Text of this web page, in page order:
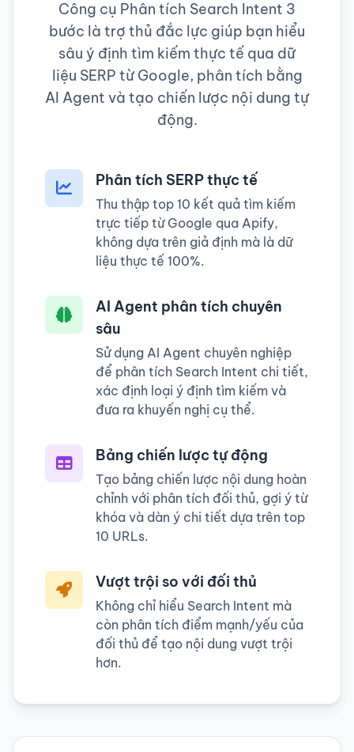
Công cụ Phân tích Search Intent 3
bước là trợ thủ đắc lực giúp bạn hiểu
sâu ý định tìm kiếm thực tế qua dữ
liệu SERP từ Google, phân tích bằng
AI Agent và tạo chiến lược nội dung tự
động.
Phân tích SERP thực tế
Thu thập top 10 kết quả tìm kiếm
trực tiếp từ Google qua Apify,
không dựa trên giả định mà là dữ
liệu thực tế 100%.
AI Agent phân tích chuyên
sâu
Sử dụng AI Agent chuyên nghiệp
để phân tích Search Intent chi tiết,
xác định loại ý định tìm kiếm và
đưa ra khuyến nghị cụ thể.
Bảng chiến lược tự động
Tạo bảng chiến lược nội dung hoàn
chỉnh với phân tích đối thủ, gợi ý từ
khóa và dàn ý chi tiết dựa trên top
10 URLs.
Vượt trội so với đối thủ
Không chỉ hiểu Search Intent mà
còn phân tích điểm mạnh/yếu của
đối thủ để tạo nội dung vượt trội
hơn.